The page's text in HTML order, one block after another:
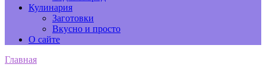
Кулинария
Заготовки
Вкусно и просто
О сайте
Главная